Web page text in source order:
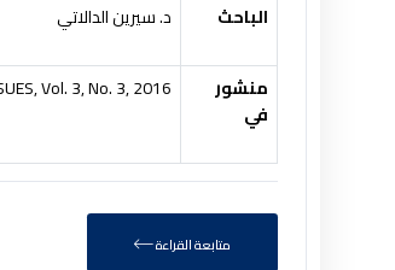
الباحث د. سيرين الدالاتي
منشور
في
Vol. 3, No. 3, 2016
متابعة القراءة